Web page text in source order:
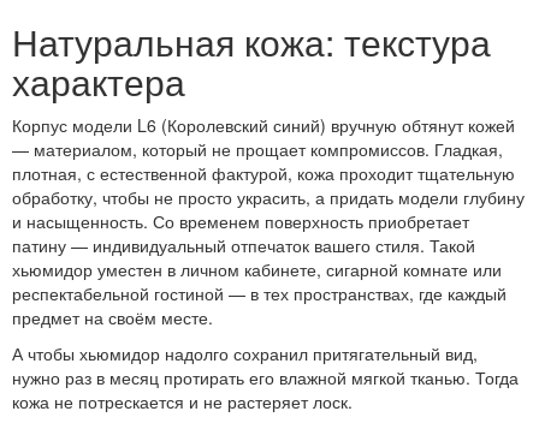
Натуральная кожа: текстура
характера
Корпус модели L6 (Королевский синий) вручную обтянут кожей
— материалом, который не прощает компромиссов. Гладкая,
плотная, с естественной фактурой, кожа проходит тщательную
обработку, чтобы не просто украсить, а придать модели глубину
и насыщенность. Со временем поверхность приобретает
патину — индивидуальный отпечаток вашего стиля. Такой
хьюмидор уместен в личном кабинете, сигарной комнате или
респектабельной гостиной — в тех пространствах, где каждый
предмет на своём месте.
А чтобы хьюмидор надолго сохранил притягательный вид,
нужно раз в месяц протирать его влажной мягкой тканью. Тогда
кожа не потрескается и не растеряет лоск.